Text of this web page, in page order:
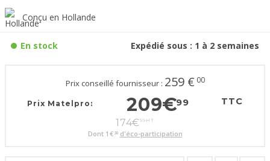
Conçu en Hollande
En stock Expédié sous : 1 à 2 semaines
Prix conseillé fournisseur : 259 € 00
Prix Matelpro: 209€99 TTC
174€99 HT
Dont 1€ 30 d'éco-participation